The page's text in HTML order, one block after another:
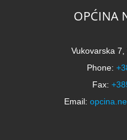
OPĆINA
Vukovarska
Phone:
Fax:
Email: